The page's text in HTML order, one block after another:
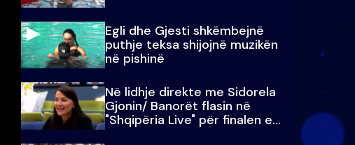
Egli dhe Gjesti shkëmbejnë
puthje teksa shijojnë muzikën
në pishinë
Në lidhje direkte me Sidorela
Gjonin/ Banorët flasin në
"Shqipëria Live" për finalen e
madhe